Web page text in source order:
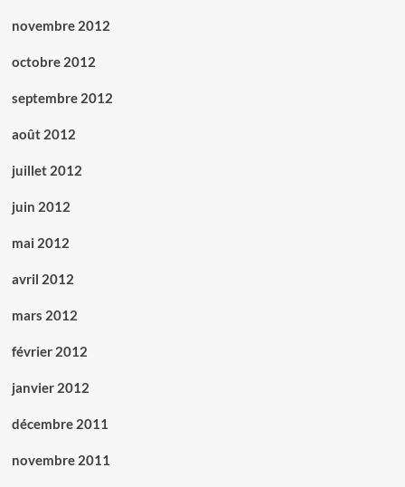
novembre 2012
octobre 2012
septembre 2012
août 2012
juillet 2012
juin 2012
mai 2012
avril 2012
mars 2012
février 2012
janvier 2012
décembre 2011
novembre 2011